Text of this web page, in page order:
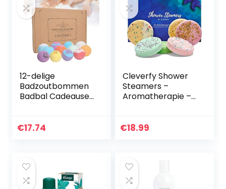
12-delige
Badzoutbommen
Badbal Cadeauset
Aromatherapie
€17.74
Cleverfy Shower
Steamers –
Aromatherapie –
Met Essentiële
€18.99